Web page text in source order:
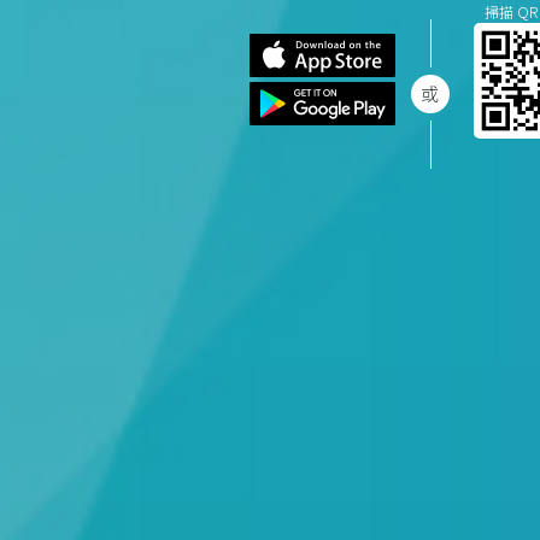
掃描